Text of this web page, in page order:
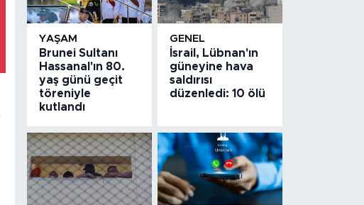
YAŞAM
Brunei Sultanı
Hassanal'ın 80.
yaş günü geçit
töreniyle
kutlandı
GENEL
İsrail, Lübnan'ın
güneyine hava
saldırısı
düzenledi: 10 ölü